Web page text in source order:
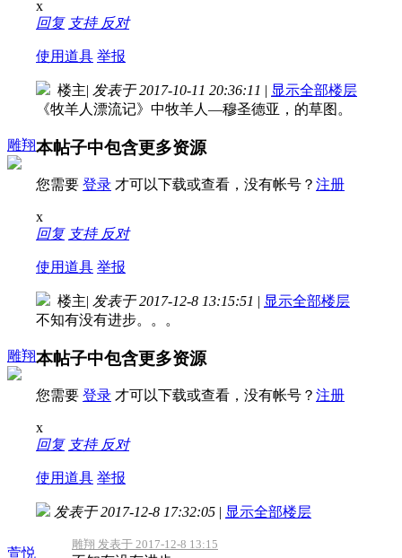
x
回复 支持 反对
使用道具 举报
雕翔
楼主| 发表于 2017-10-11 20:36:11 | 显示全部楼层
《牧羊人漂流记》中牧羊人—穆圣德亚，的草图。
本帖子中包含更多资源
您需要 登录 才可以下载或查看，没有帐号？ 注册
x
回复 支持 反对
使用道具 举报
雕翔
楼主| 发表于 2017-12-8 13:15:51 | 显示全部楼层
不知有没有进步。。。
本帖子中包含更多资源
您需要 登录 才可以下载或查看，没有帐号？ 注册
x
回复 支持 反对
使用道具 举报
萱悦
发表于 2017-12-8 17:32:05 | 显示全部楼层
雕翔 发表于 2017-12-8 13:15